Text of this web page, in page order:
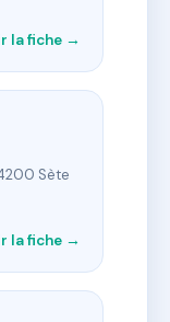
la fiche →
Sète
la fiche →